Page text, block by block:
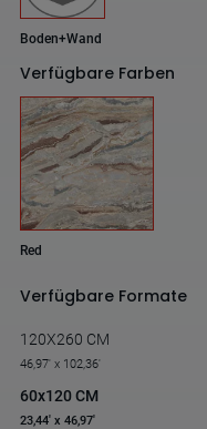
Boden+Wand
Verfügbare Farben
Red
Verfügbare Formate
120X260 CM
46,97' x 102,36'
60x120 CM
23,44' x 46,97'